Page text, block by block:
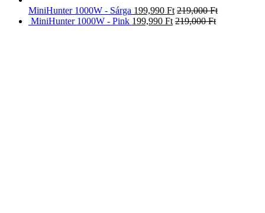
MiniHunter 1000W - Sárga 199,990 Ft 219,000Ft
MiniHunter 1000W - Pink 199,990 Ft 219,000Ft